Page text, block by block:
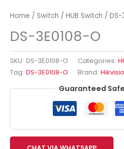
Home / Switch / HUB Switch / DS-
DS-3E0108-O
SKU: DS-3E0108-O Categories:
Tag: DS-3E0108-O Brand:
Guaranteed